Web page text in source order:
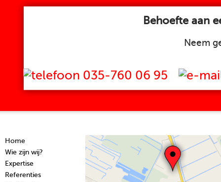
Behoefte aan
Neem
035-760 06 95
Home
Wie zijn wij?
Expertise
Referenties